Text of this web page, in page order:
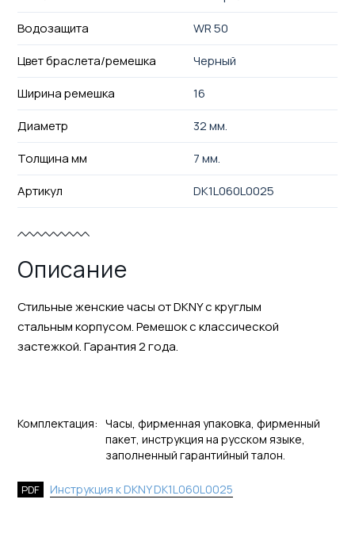
Водозащита
WR 50
Цвет браслета/ремешка
Черный
Ширина ремешка
16
Диаметр
32 мм.
Толщина мм
7 мм.
Артикул
DK1L060L0025
Описание
Стильные женские часы от DKNY с круглым
стальным корпусом. Ремешок с классической
застежкой. Гарантия 2 года.
Комплектация: Часы, фирменная упаковка, фирменный
пакет, инструкция на русском языке,
заполненный гарантийный талон.
PDF Инструкция к DKNY DK1L060L0025